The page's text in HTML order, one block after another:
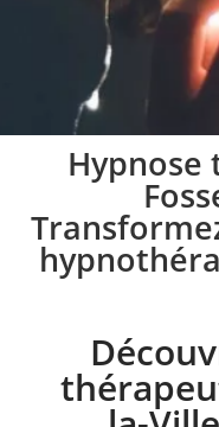
à
Lors des séances